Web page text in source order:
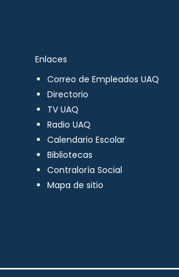
Enlaces
Correo de Empleados UAQ
Directorio
TV UAQ
Radio UAQ
Calendario Escolar
Bibliotecas
Contraloría Social
Mapa de sitio